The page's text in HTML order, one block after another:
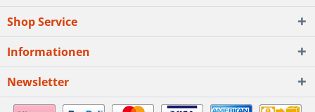
Shop Service
Informationen
Newsletter